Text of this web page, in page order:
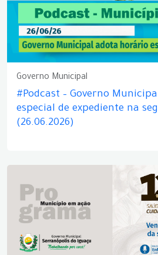
Governo Municipal
#Podcast – Governo
especial de expediente na
(26.06.2026)